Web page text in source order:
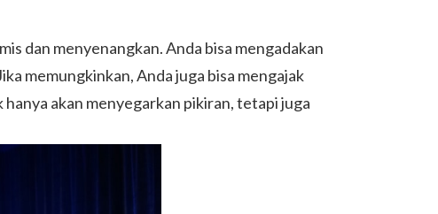
dan menyenangkan. Anda bisa mengadakan
memungkinkan, Anda juga bisa mengajak
akan menyegarkan pikiran, tetapi juga